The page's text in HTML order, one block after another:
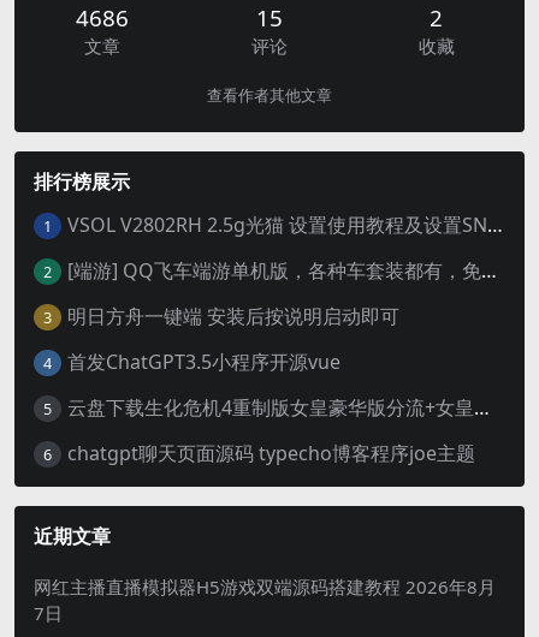
4686
文章
15
评论
2
收藏
查看作者其他文章
排行榜展示
1 VSOL V2802RH 2.5g光猫 设置使用教程及设置SN教程-附带稳定固件使用手册等
2 [端游] QQ飞车端游单机版，各种车套装都有，免虚拟机
3 明日方舟一键端 安装后按说明启动即可
4 首发ChatGPT3.5小程序开源vue
5 云盘下载生化危机4重制版女皇豪华版分流+女皇学习补丁+修改器 解压即玩【阿里云盘】
6 chatgpt聊天页面源码 typecho博客程序joe主题
近期文章
网红主播直播模拟器H5游戏双端源码搭建教程 2026年8月
7日